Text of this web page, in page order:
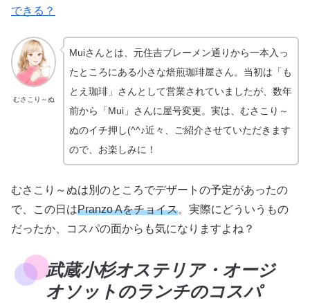
できる？
むさこり～ぬ
Muiさんとは、元住吉ブレーメン通りから一本入っ
たところにある小さな焙煎珈琲屋さん。当初は「も
とえ珈琲」さんとして営業されていましたが、数年
前から「Mui」さんに屋号変更。実は、むさこり～
ぬのイチ押し(^^♪近々、ご紹介させていただきます
ので、お楽しみに！
むさこり～ぬは別のところでデザートの予定があったの
で、この日はPranzo Aをチョイス。実際にどういうもの
だったか、コスパの面からも気になりますよね？
武蔵小杉オステリア・オージ
オソットのランチのコスパ